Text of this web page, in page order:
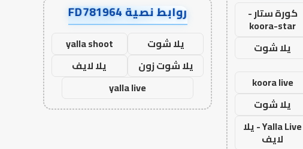
كورة ستار -
koora-star
يلا شوت
koora live
يلا شوت
Yalla Live - يلا
لايف
روابط نصية FD781964
يلا شوت
yalla shoot
يلا شوت زون
يلا لايف
yalla live